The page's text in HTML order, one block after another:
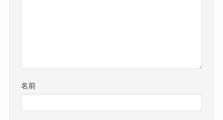
名前